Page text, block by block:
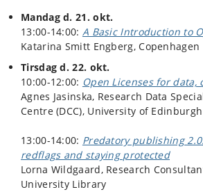
Mandag d. 21. okt.
13:00-14:00: A Basic Introduction to
Katarina Smitt Engberg,
Tirsdag d. 22. okt.
10:00-12:00: Open Licenses for data,
Agnes Jasinska, Research Data
Centre (DCC), University of Edinburgh
13:00-14:00: Predatory publishing
redflags and staying protected
Lorna Wildgaard, Research
University Library